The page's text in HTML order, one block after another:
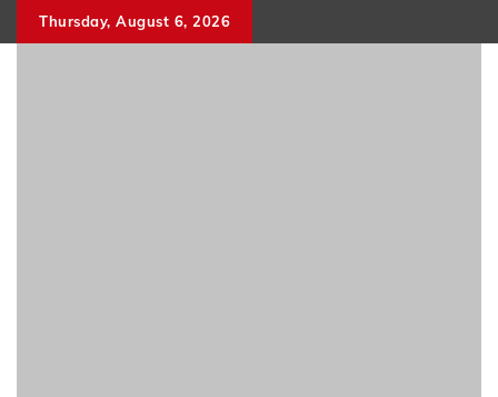
to
Thursday, August 6, 2026